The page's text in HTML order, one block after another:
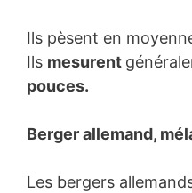
Ils pèsent en
Ils mesurent
pouces.
Berger allemand,
Les bergers